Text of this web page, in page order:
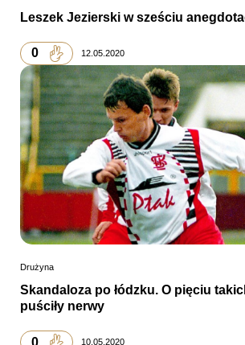
Leszek Jezierski w sześciu
0 12.05.2020
Drużyna
Skandaloza po łódzku. O pięciu
puściły nerwy
0 10.05.2020